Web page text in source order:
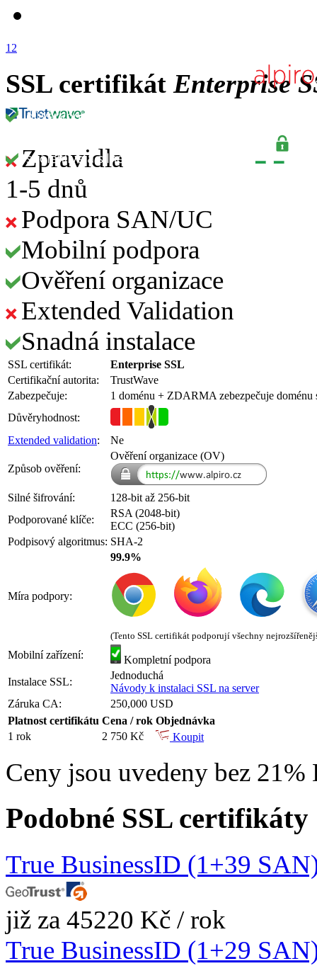
1 2
SSL certifikát Enterprise
Zpravidla
1-5 dnů
Podpora SAN/UC
Mobilní podpora
Ověření organizace
Extended Validation
Snadná instalace
SSL certifikát:
Enterprise SSL
Certifikační autorita:
TrustWave
Zabezpečuje:
1 doménu + ZDARMA zebezpečuje
Důvěryhodnost:
Extended validation: Ne
Způsob ověření:
Ověření organizace (OV)
Silné šifrování:
128-bit až 256-bit
Podporované klíče:
RSA (2048-bit)
ECC (256-bit)
Podpisový algoritmus: SHA-2
Míra podpory:
99.9%
(Tento SSL certifikát podporují všechny
Mobilní zařízení:
Kompletní podpora
Instalace SSL:
Jednoduchá
Návody k instalaci SSL na server
Záruka CA:
250,000 USD
Platnost certifikátu Cena / rok Objednávka
1 rok
2 750 Kč Koupit
Ceny jsou uvedeny bez 21%
Podobné SSL certifikáty
True BusinessID (1+39
již za 45220 Kč / rok
True BusinessID (1+29